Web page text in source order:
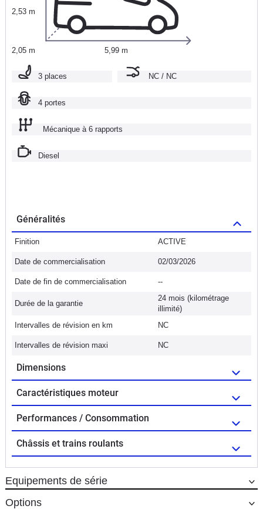
2,53 m
2,05 m 5,99 m
3 places NC / NC
4 portes
Mécanique à 6 rapports
Diesel
Généralités
Finition ACTIVE
Date de commercialisation 02/03/2026
Date de fin de commercialisation --
Durée de la garantie
24 mois (kilométrage
illimité)
Intervalles de révision en km
NC
Intervalles de révision maxi NC
Dimensions
Caractéristiques moteur
Performances / Consommation
Châssis et trains roulants
Equipements de série
Options